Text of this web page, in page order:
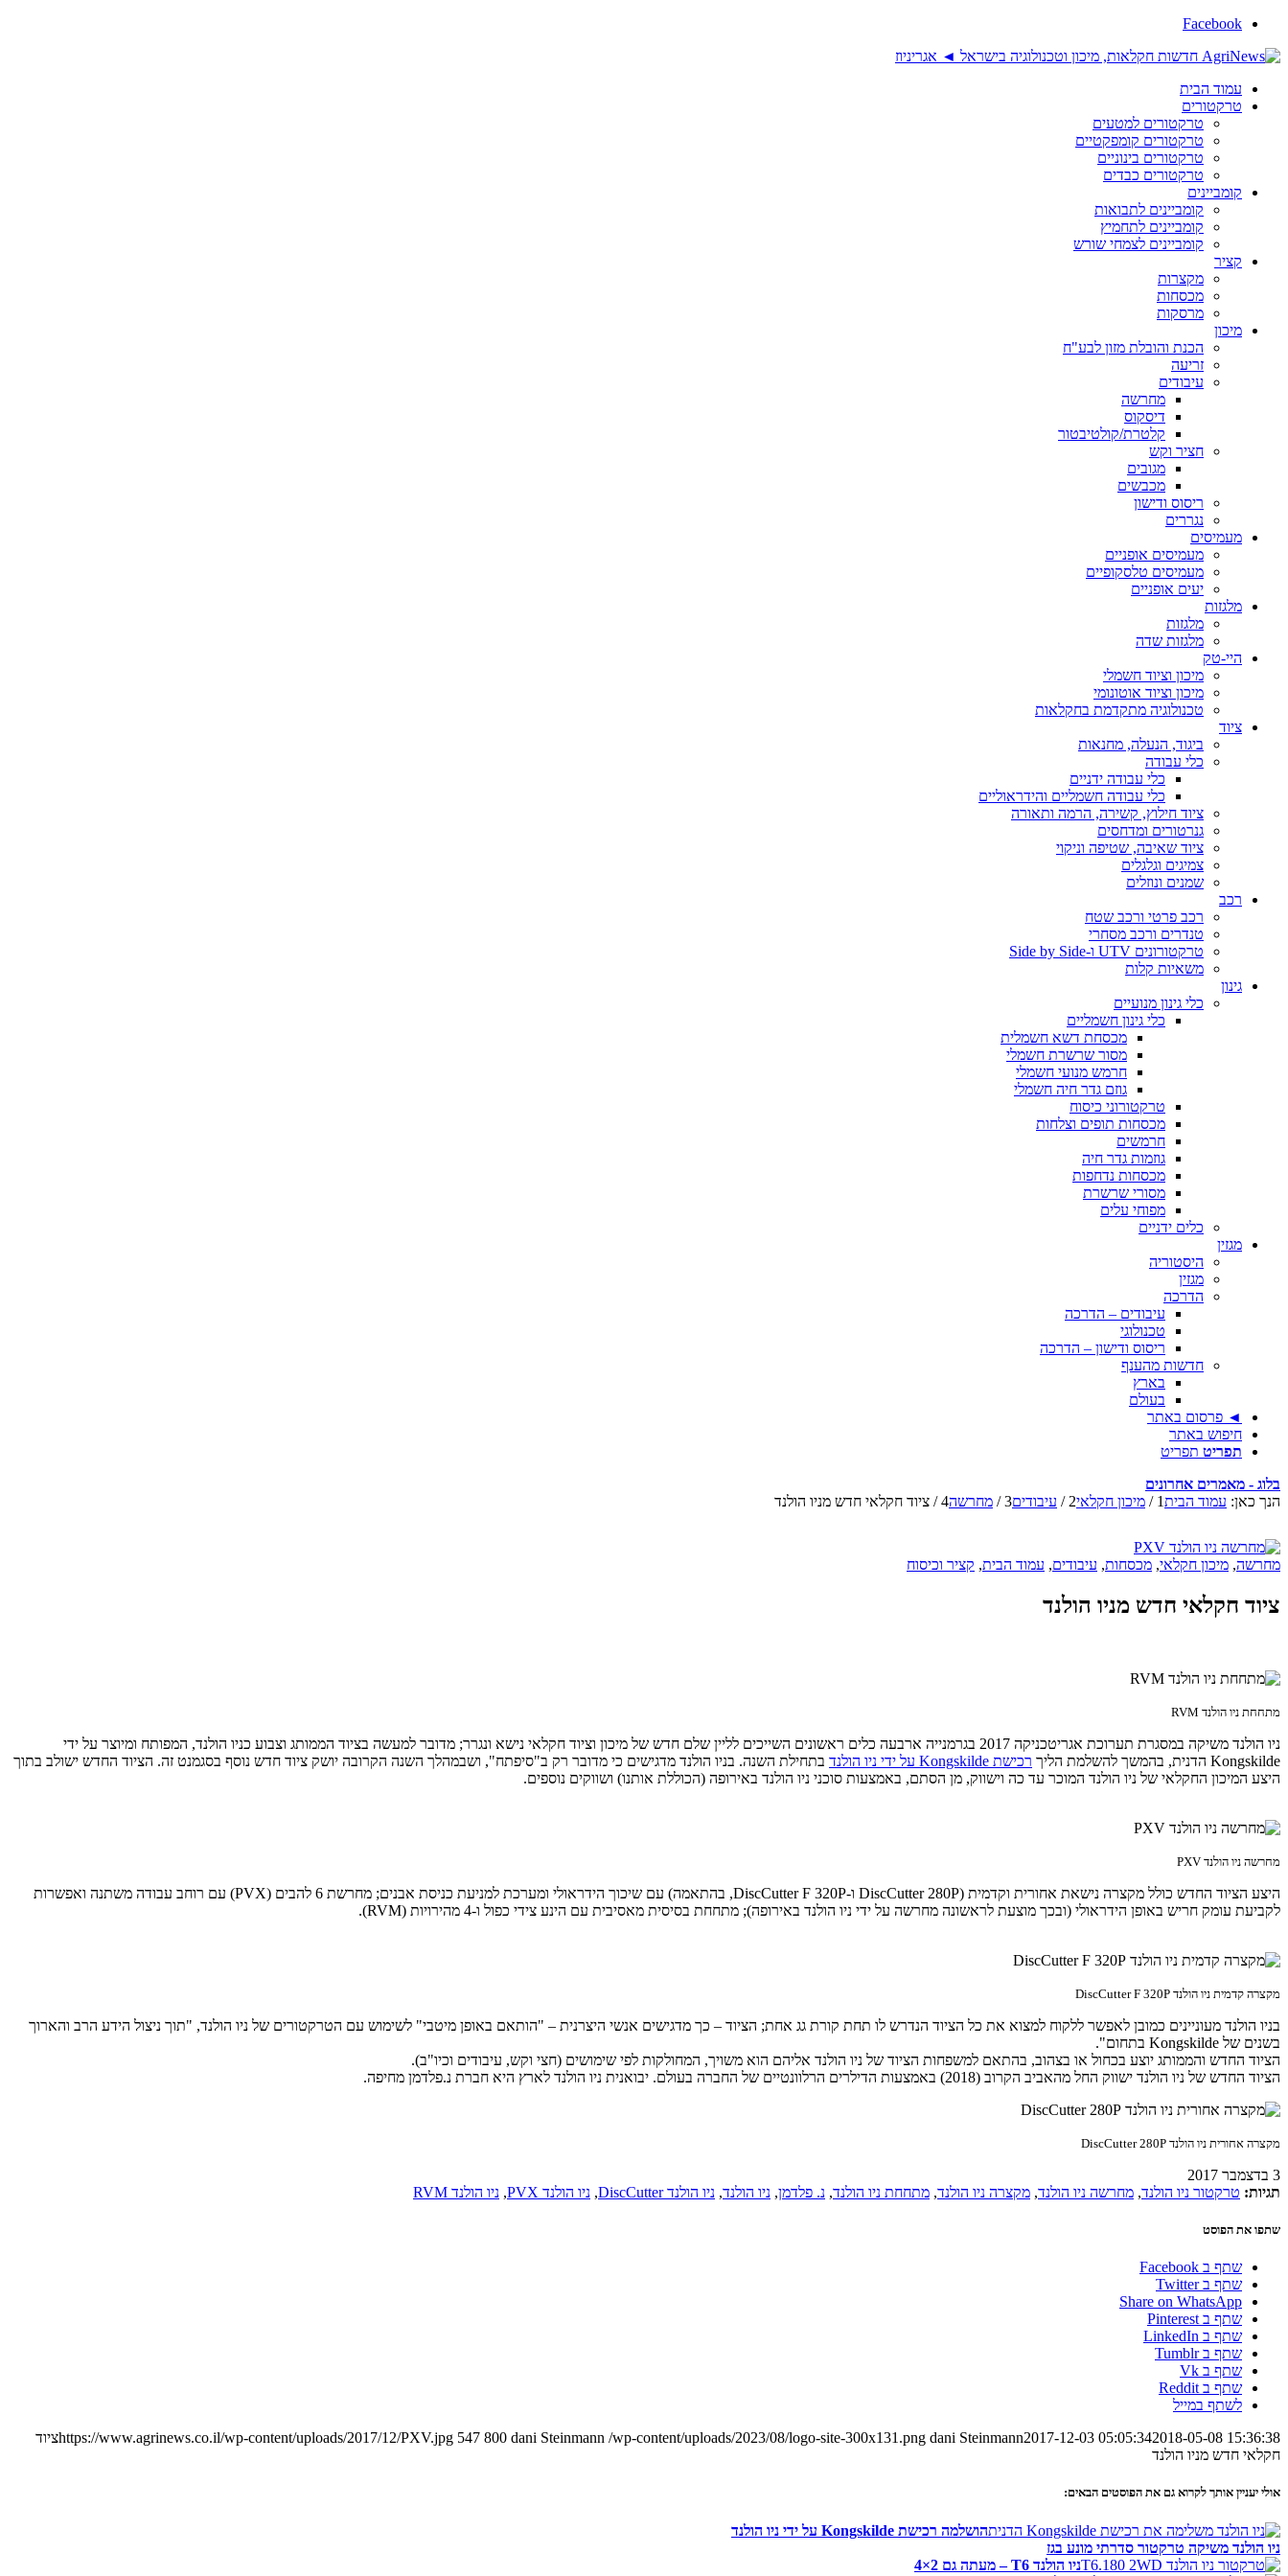
Facebook
עמוד הבית
טרקטורים
טרקטורים למטעים
טרקטורים קומפקטיים
טרקטורים בינוניים
טרקטורים כבדים
קומביינים
קומביינים לתבואות
קומביינים לתחמיץ
קומביינים לצמחי שורש
קציר
מקצרות
מכסחות
מרסקות
מיכון
הכנת והובלת מזון לבע"ח
זריעה
עיבודים
מחרשה
דיסקוס
קלטרת/קולטיבטור
חציר וקש
מגובים
מכבשים
ריסוס ודישון
נגררים
מעמיסים
מעמיסים אופניים
מעמיסים טלסקופיים
יעים אופניים
מלגזות
מלגזות
מלגזות שדה
היי-טק
מיכון וציוד חשמלי
מיכון וציוד אוטונומי
טכנולוגיה מתקדמת בחקלאות
ציוד
ביגוד, הנעלה, מחנאות
כלי עבודה
כלי עבודה ידניים
כלי עבודה חשמליים והידראוליים
ציוד חילוץ, קשירה, הרמה ותאורה
גנרטורים ומדחסים
ציוד שאיבה, שטיפה וניקוי
צמיגים וגלגלים
שמנים ונוזלים
רכב
רכב פרטי ורכב שטח
טנדרים ורכב מסחרי
טרקטורונים UTV ו-Side by Side
משאיות קלות
גינון
כלי גינון מנועיים
כלי גינון חשמליים
מכסחת דשא חשמלית
מסור שרשרת חשמלי
חרמש מנועי חשמלי
גוזם גדר חיה חשמלי
טרקטורוני כיסוח
מכסחות תופים וצלחות
חרמשים
גוזמות גדר חיה
מכסחות נדחפות
מסורי שרשרת
מפוחי עלים
כלים ידניים
מגזין
היסטוריה
מגזין
הדרכה
עיבודים – הדרכה
טכנולוגי
ריסוס ודישון – הדרכה
חדשות מהענף
בארץ
בעולם
◄ פרסום באתר
חיפוש באתר
תפריט תפריט
בלוג - מאמרים אחרונים
הנך כאן: עמוד הבית1
/ מיכון חקלאי2
/ עיבודים3
/ מחרשה4
/ ציוד חקלאי חדש מניו הולנד
מחרשה, מיכון חקלאי, מכסחות, עיבודים, עמוד הבית, קציר וכיסוח
ציוד חקלאי חדש מניו הולנד
מתחחת ניו הולנד RVM
ניו הולנד משיקה במסגרת תערוכת אגריטכניקה 2017 בגרמנייה ארבעה כלים ראשונים השייכים לליין שלם חדש של מיכון וציוד חקלאי נישא ונגרר; מדובר למעשה בציוד הממותג וצבוע כניו הולנד, המפותח ומיוצר על ידי
Kongskilde הדנית, בהמשך להשלמת הליך
רכישת Kongskilde על ידי ניו הולנד
בתחילת השנה. בניו הולנד מדגישים כי מדובר רק ב"סיפתח", ושבמהלך השנה הקרובה יושק ציוד חדש נוסף בסגמנט זה. הציוד החדש ישולב בתוך
היצע המיכון החקלאי של ניו הולנד המוכר עד כה וישווק, מן הסתם, באמצעות סוכני ניו הולנד באירופה (הכוללת אותנו) ושווקים נוספים.
מחרשה ניו הולנד PXV
היצע הציוד החדש כולל מקצרה נישאת אחורית וקדמית (DiscCutter 280P ו-DiscCutter F 320P, בהתאמה) עם שיכוך הידראולי ומערכת למניעת כניסת אבנים; מחרשת 6 להבים (PVX) עם רוחב עבודה משתנה ואפשרות
לקביעת עומק חריש באופן הידראולי (ובכך מוצעת לראשונה מחרשה על ידי ניו הולנד באירופה); מתחחת בסיסית מאסיבית עם הינע צידי כפול ו-4 מהירויות (RVM).
מקצרה קדמית ניו הולנד DiscCutter F 320P
בניו הולנד מעוניינים כמובן לאפשר ללקוח למצוא את כל הציוד הנדרש לו תחת קורת גג אחת; הציוד – כך מדגישים אנשי היצרנית – "הותאם באופן מיטבי" לשימוש עם הטרקטורים של ניו הולנד, "תוך ניצול הידע הרב והארוך
בשנים של Kongskilde בתחום".
הציוד החדש והממותג יוצע בכחול או בצהוב, בהתאם למשפחות הציוד של ניו הולנד אליהם הוא משויך, המחולקות לפי שימושים (חצי וקש, עיבודים וכיו"ב).
הציוד החדש של ניו הולנד ישווק החל מהאביב הקרוב (2018) באמצעות הדילרים הרלוונטיים של החברה בעולם. יבואנית ניו הולנד לארץ היא חברת נ.פלדמן מחיפה.
מקצרה אחורית ניו הולנד DiscCutter 280P
3 בדצמבר 2017
תגיות: טרקטור ניו הולנד, מחרשה ניו הולנד, מקצרה ניו הולנד, מתחחת ניו הולנד, נ. פלדמן, ניו הולנד, ניו הולנד DiscCutter , ניו הולנד PVX , ניו הולנד RVM
שתפו את הפוסט
שתף ב Facebook
שתף ב Twitter
Share on WhatsApp
שתף ב Pinterest
שתף ב LinkedIn
שתף ב Tumblr
שתף ב Vk
שתף ב Reddit
לשתף במייל
https://www.agrinews.co.il/wp-content/uploads/2017/12/PXV.jpg 547 800 dani Steinmann /wp-content/uploads/2023/08/logo-site-300x131.png dani Steinmann2017-12-03 05:05:342018-05-08 15:36:38
ציוד
חקלאי חדש מניו הולנד
אולי יעניין אותך לקרוא גם את הפוסטים הבאים:
הושלמה רכישת Kongskilde על ידי ניו הולנד
ניו הולנד משיקה טרקטור סדרתי מונע בגז
ניו הולנד T6 – מעתה גם 2×4